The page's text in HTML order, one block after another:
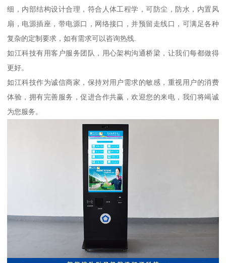
细，内部结构设计合理，符合人体工程学，可防尘，防水，内置风
扇，电源插座，带电源口，网络接口，并预留走线口，可满足各种
复杂的定制要求，如有需求可以咨询热线.
如江科技有用客户服务团队，用心架构沟通桥梁，让我们每都做得
更好。
如江科技作为诚信商家，保持对用户需求的敏感，重视用户的消费
体验，拥有完善服务，促进合作共赢，欢迎您的来电，我们将竭诚
为您服务。